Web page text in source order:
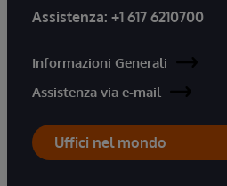
Assistenza: +1 617 6210700
Informazioni Generali
Assistenza via e-mail
Uffici nel mondo